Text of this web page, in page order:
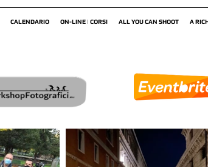
CALENDARIO ON-LINE | CORSI ALL YOU CAN SHOOT A